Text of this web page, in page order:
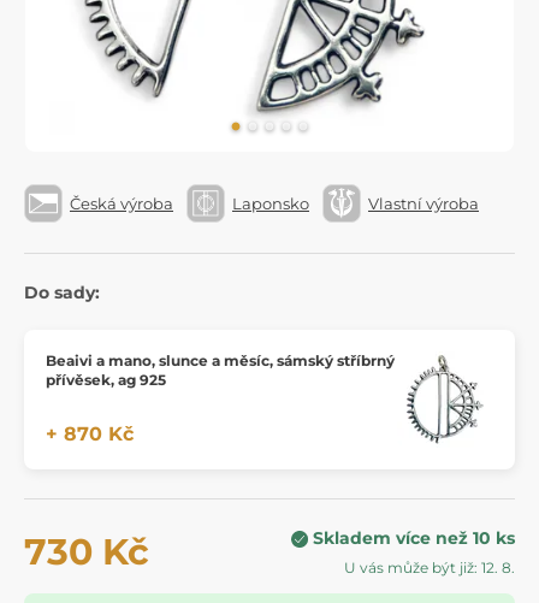
Česká výroba Laponsko Vlastní výroba
Do sady:
Beaivi a mano, slunce a měsíc, sámský stříbrný
přívěsek, ag 925
+ 870 Kč
730 Kč Skladem více než 10 ks
U vás může být již: 12. 8.